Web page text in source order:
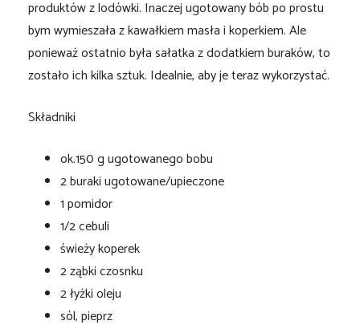
produktów z lodówki. Inaczej ugotowany bób po prostu
bym wymieszała z kawałkiem masła i koperkiem. Ale
ponieważ ostatnio była sałatka z dodatkiem buraków, to
zostało ich kilka sztuk. Idealnie, aby je teraz wykorzystać.
Składniki
ok.150 g ugotowanego bobu
2 buraki ugotowane/upieczone
1 pomidor
1/2 cebuli
świeży koperek
2 ząbki czosnku
2 łyżki oleju
sól, pieprz